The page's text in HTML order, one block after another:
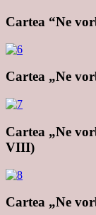
Cartea “Ne
Cartea „Ne
Cartea „Ne
VIII)
Cartea „Ne